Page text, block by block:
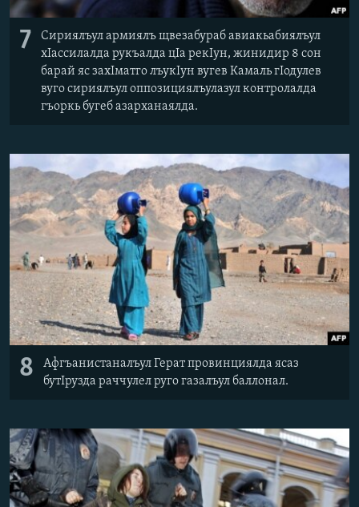
7
Сириялъул армиялъ щвезабураб авиакьабиялъул
хІассилалда рукъалда цІа рекІун, жинидир 8 сон
барай яс захІматго лъукІун вугев Камаль гІодулев
вуго сириялъул оппозициялъулазул контролалда
гъоркь бугеб азарханаялда.
8
Афгъанистаналъул Герат провинциялда ясаз
бутІрузда раччулел руго газалъул баллонал.